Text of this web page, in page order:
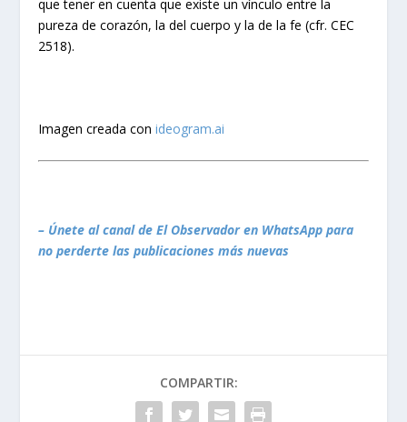
que tener en cuenta que existe un vínculo entre la
pureza de corazón, la del cuerpo y la de la fe (cfr. CEC
2518).
Imagen creada conideogram.ai
– Únete al canal de El Observador en WhatsApp para
no perderte las publicaciones más nuevas
COMPARTIR: